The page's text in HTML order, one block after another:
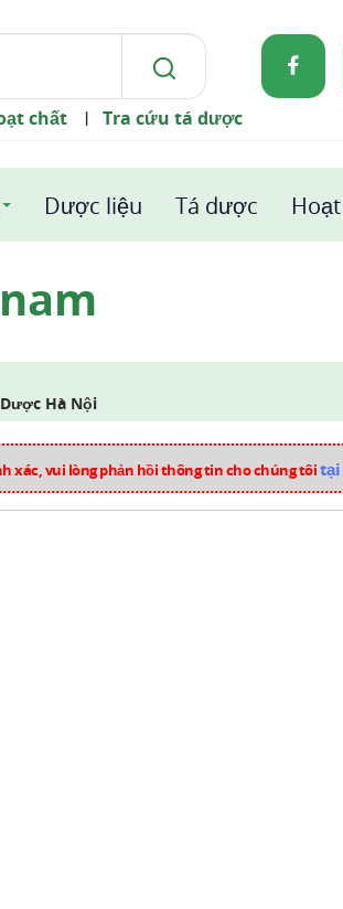
chất | Tra cứu tá dược
Dược liệu Tá dược
Hà Nội
xác, vui lòng phản hồi thông tin cho chúng tôitại